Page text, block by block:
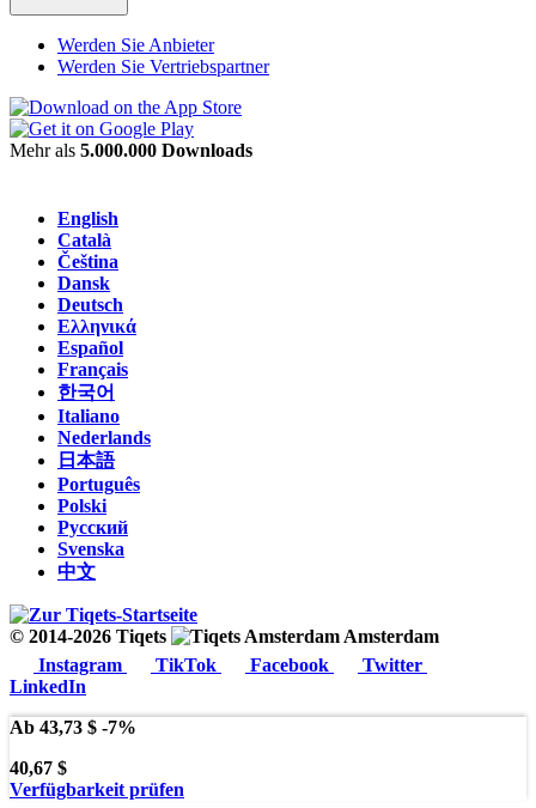
Werden Sie Anbieter
Werden Sie Vertriebspartner
Mehr als 5.000.000 Downloads
English
Català
Čeština
Dansk
Deutsch
Ελληνικά
Español
Français
한국어
Italiano
Nederlands
日本語
Português
Polski
Русский
Svenska
中文
© 2014-2026 Tiqets
Amsterdam
Instagram
TikTok Facebook
Twitter
LinkedIn
Ab 43,73 $ -7%
40,67 $
Verfügbarkeit prüfen